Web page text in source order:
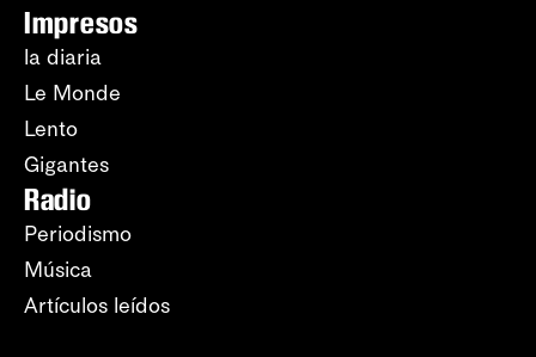
Impresos
la diaria
Le Monde
Lento
Gigantes
Radio
Periodismo
Música
Artículos leídos